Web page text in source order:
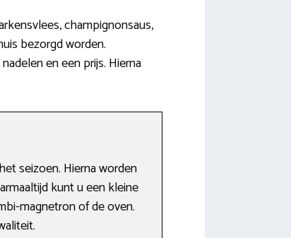
champignonsaus,
bezorgd worden.
en een prijs. Hierna
seizoen. Hierna worden
kunt u een kleine
magnetron of de oven.